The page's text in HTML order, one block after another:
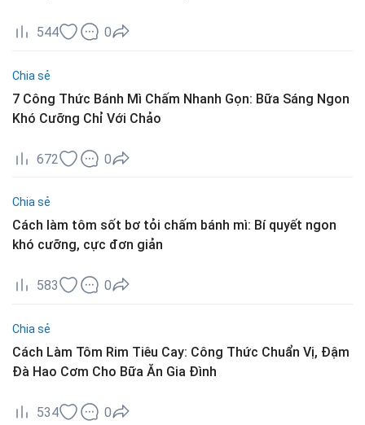
544 0
Chia sẻ
7 Công Thức Bánh Mì Chấm Nhanh Gọn: Bữa Sáng Ngon
Khó Cưỡng Chỉ Với Chảo
672 0
Chia sẻ
Cách làm tôm sốt bơ tỏi chấm bánh mì: Bí quyết ngon
khó cưỡng, cực đơn giản
583 0
Chia sẻ
Cách Làm Tôm Rim Tiêu Cay: Công Thức Chuẩn Vị, Đậm
Đà Hao Cơm Cho Bữa Ăn Gia Đình
534 0